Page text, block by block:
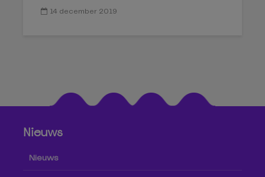
14 december 2019
Nieuws
Nieuws